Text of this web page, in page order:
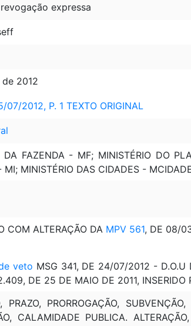
expressa
2012
07/2012, P. 1 TEXTO ORIGINAL
DA FAZENDA - MF; MINISTÉRIO DO
MI; MINISTÉRIO DAS CIDADES -
COM ALTERAÇÃO DA MPV 561, DE 08/
veto MSG 341, DE 24/07/2012 - D.O.U
DE 25 DE MAIO DE 2011, INSERIDO
PRAZO, PRORROGAÇÃO,
CALAMIDADE PUBLICA.